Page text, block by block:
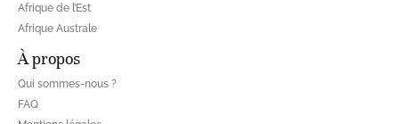
Afrique de l’Est
Afrique Australe
À propos
Qui sommes-nous ?
FAQ